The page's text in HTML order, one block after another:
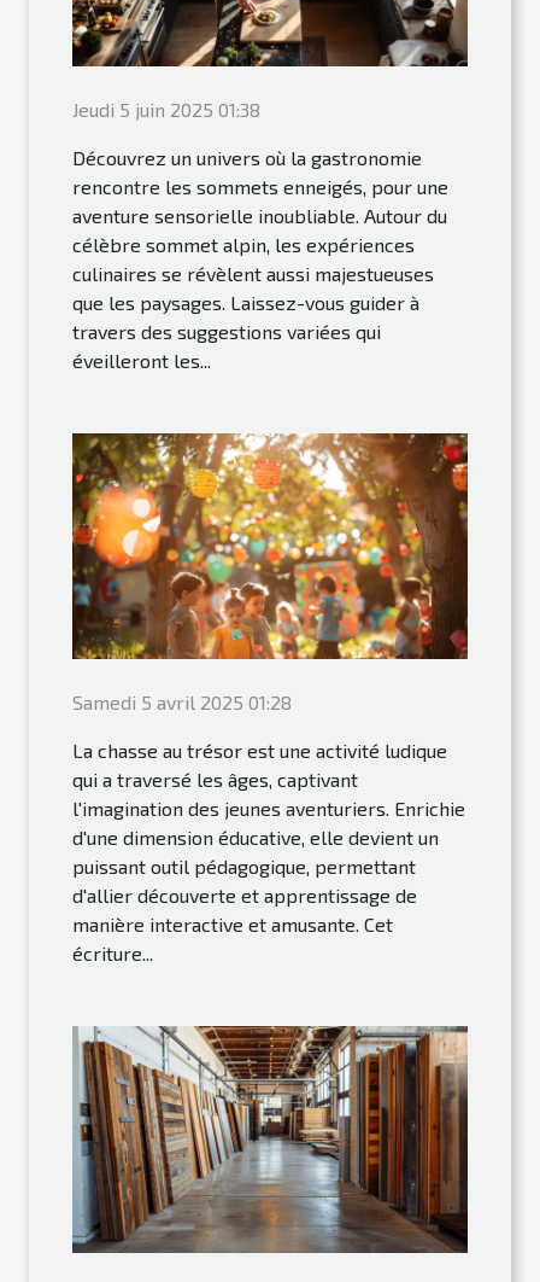
Jeudi 5 juin 2025 01:38
Découvrez un univers où la gastronomie
rencontre les sommets enneigés, pour une
aventure sensorielle inoubliable. Autour du
célèbre sommet alpin, les expériences
culinaires se révèlent aussi majestueuses
que les paysages. Laissez-vous guider à
travers des suggestions variées qui
éveilleront les...
Samedi 5 avril 2025 01:28
La chasse au trésor est une activité ludique
qui a traversé les âges, captivant
l'imagination des jeunes aventuriers. Enrichie
d'une dimension éducative, elle devient un
puissant outil pédagogique, permettant
d'allier découverte et apprentissage de
manière interactive et amusante. Cet
écriture...